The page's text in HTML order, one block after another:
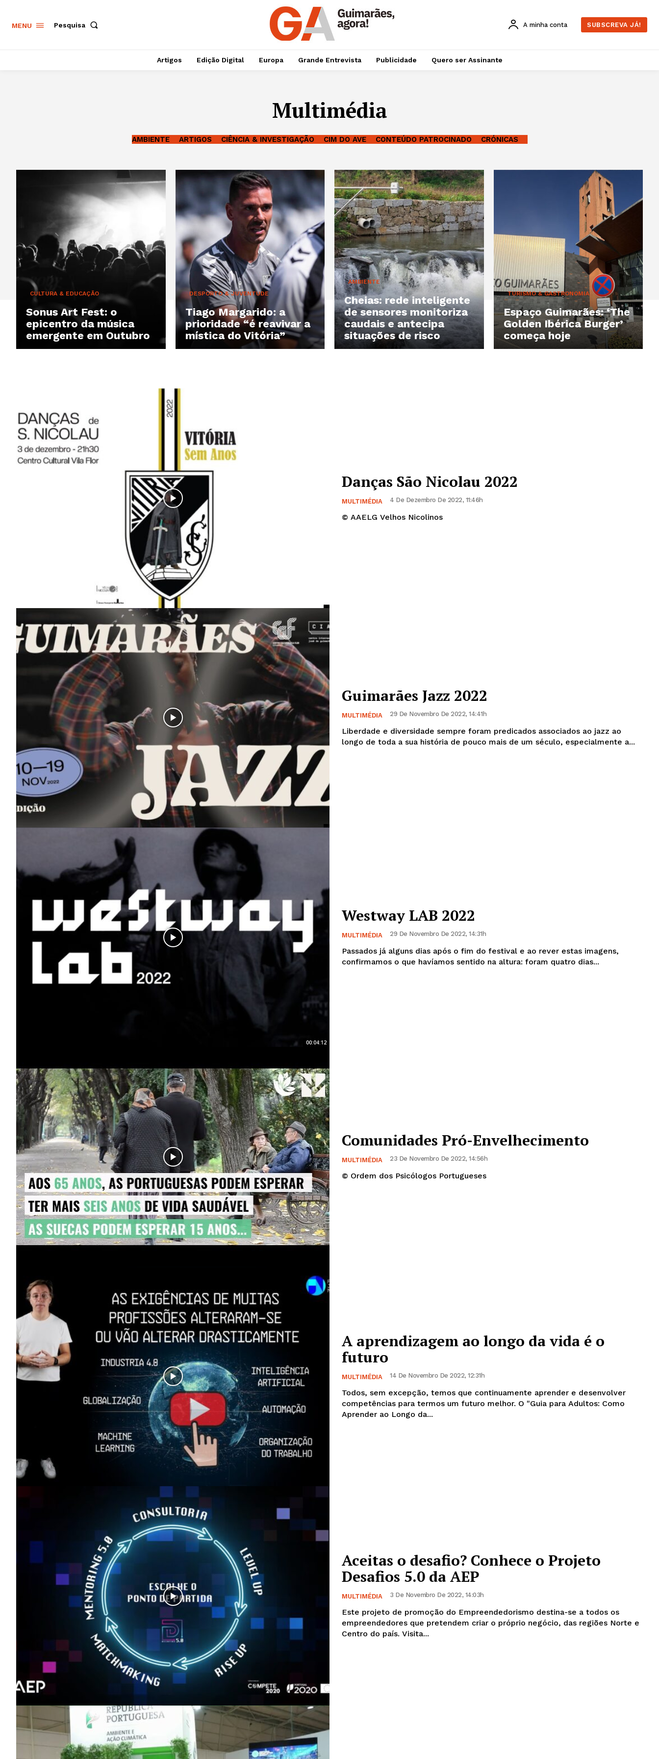
Guimarães, agora!
SUBSCREVA JÁ!
Institucional
Artigos
Edição Digital
Europa
Grande Entrevista
Publicidade
Quero ser Assinante
MENU Pesquisa A minha conta SUBSCREVA JÁ!
Artigos Edição Digital Europa Grande Entrevista Publicidade Quero ser Assinante
Multimédia
AMBIENTE ARTIGOS CIÊNCIA & INVESTIGAÇÃO CIM DO AVE CONTEÚDO PATROCINADO CRÓNICAS
CULTURA & EDUCAÇÃO
Sonus Art Fest: o
epicentro da música
emergente em Outubro
DESPORTO & JUVENTUDE
Tiago Margarido: a
prioridade “é reavivar a
mística do Vitória”
AMBIENTE
Cheias: rede inteligente
de sensores monitoriza
caudais e antecipa
situações de risco
TURISMO & GASTRONOMIA
Espaço Guimarães: ‘The
Golden Ibérica Burger’
começa hoje
Danças São Nicolau 2022
MULTIMÉDIA 4 De Dezembro De 2022, 11:46h
© AAELG Velhos Nicolinos
Guimarães Jazz 2022
MULTIMÉDIA 29 De Novembro De 2022, 14:41h
Liberdade e diversidade sempre foram predicados associados ao jazz ao
longo de toda a sua história de pouco mais de um século, especialmente a...
00:04:12
Westway LAB 2022
MULTIMÉDIA 29 De Novembro De 2022, 14:31h
Passados já alguns dias após o fim do festival e ao rever estas imagens,
confirmamos o que havíamos sentido na altura: foram quatro dias...
Comunidades Pró-Envelhecimento
MULTIMÉDIA 23 De Novembro De 2022, 14:56h
© Ordem dos Psicólogos Portugueses
A aprendizagem ao longo da vida é o
futuro
MULTIMÉDIA 14 De Novembro De 2022, 12:31h
Todos, sem excepção, temos que continuamente aprender e desenvolver
competências para termos um futuro melhor. O "Guia para Adultos: Como
Aprender ao Longo da...
Aceitas o desafio? Conhece o Projeto
Desafios 5.0 da AEP
MULTIMÉDIA 3 De Novembro De 2022, 14:03h
Este projeto de promoção do Empreendedorismo destina-se a todos os
empreendedores que pretendem criar o próprio negócio, das regiões Norte e
Centro do país. Visita...